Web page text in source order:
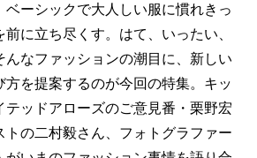
ベーシックで大人しい服に慣れきっ
に立ち尽くす。はて、いったい、
んなファッションの潮目に、新しい
方を提案するのが今回の特集。キッ
テッドアローズのご意見番・栗野宏
トの二村毅さん、フォトグラファー